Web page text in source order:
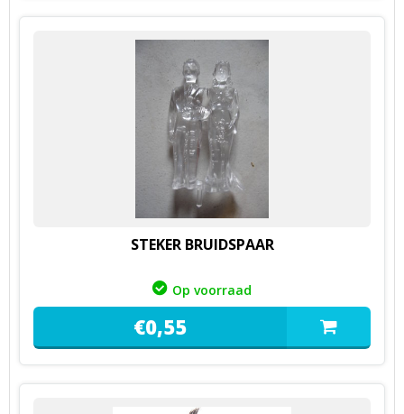
STEKER BRUIDSPAAR
Op voorraad
€0,55